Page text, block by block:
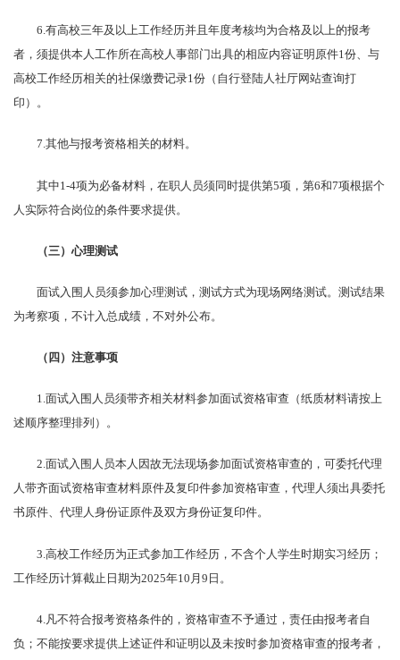
6.有高校三年及以上工作经历并且年度考核均为合格及以上的报考
者，须提供本人工作所在高校人事部门出具的相应内容证明原件1份、与
高校工作经历相关的社保缴费记录1份（自行登陆人社厅网站查询打
印）。
7.其他与报考资格相关的材料。
其中1-4项为必备材料，在职人员须同时提供第5项，第6和7项根据个
人实际符合岗位的条件要求提供。
（三）心理测试
面试入围人员须参加心理测试，测试方式为现场网络测试。测试结果
为考察项，不计入总成绩，不对外公布。
（ 四 ）注意事项
1.面试入围人员须带齐相关材料参加面试资格审查（纸质材料请按上
述顺序整理排列）。
2.面试入围人员本人因故无法现场参加面试资格审查的，可委托代理
人带齐面试资格审查材料原件及复印件参加资格审查，代理人须出具委托
书原件、代理人身份证原件及双方身份证复印件。
3.高校工作经历为正式参加工作经历，不含个人学生时期实习经历；
工作经历计算截止日期为2025年10月9日。
4.凡不符合报考资格条件的，资格审查不予通过，责任由报考者自
负；不能按要求提供上述证件和证明以及未按时参加资格审查的报考者，